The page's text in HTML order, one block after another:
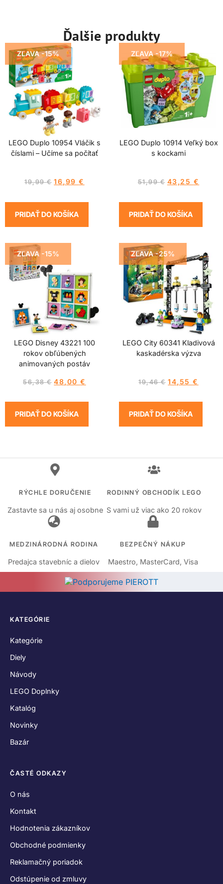
Ďalšie produkty
ZĽAVA -15%
LEGO Duplo 10954 Vláčik s
číslami – Učíme sa počítať
19,99€ 16,99€
PRIDAŤ DO KOŠÍKA
ZĽAVA -17%
LEGO Duplo 10914 Veľký box
s kockami
51,99€ 43,25 €
PRIDAŤ DO KOŠÍKA
ZĽAVA -15%
LEGO Disney 43221 100
rokov obľúbených
animovaných postáv
56,38€ 48,00€
PRIDAŤ DO KOŠÍKA
ZĽAVA -25%
LEGO City 60341 Kladivová
kaskadérska výzva
19,46€ 14,55€
PRIDAŤ DO KOŠÍKA
RÝCHLE DORUČENIE
Zastavte sa u nás aj osobne
RODINNÝ OBCHODÍK LEGO
S vami už viac ako 20 rokov
MEDZINÁRODNÁ RODINA
Predajca stavebníc a dielov
BEZPEČNÝ NÁKUP
Maestro, MasterCard, Visa
KATEGÓRIE
Kategórie
Diely
Návody
LEGO Doplnky
Katalóg
Novinky
Bazár
ČASTÉ ODKAZY
O nás
Kontakt
Hodnotenia zákazníkov
Obchodné podmienky
Reklamačný poriadok
Odstúpenie od zmluvy